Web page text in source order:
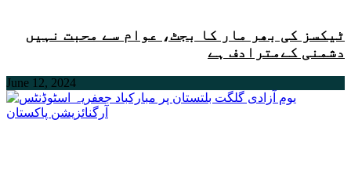
ٹیکسز کی بھر مار کا بجٹ، عوام سے محبت نہیں
دشمنی کےمترادف ہے
June 12, 2024